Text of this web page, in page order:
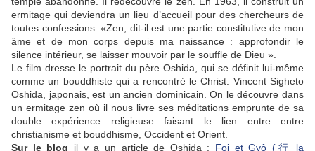
ermitage qui deviendra un lieu d’accueil pour des chercheurs de
toutes confessions. «Zen, dit-il est une partie constitutive de mon
âme et de mon corps depuis ma naissance : approfondir le
silence intérieur, se laisser mouvoir par le souffle de Dieu ».
Le film dresse le portrait du père Oshida, qui se définit lui-même
comme un bouddhiste qui a rencontré le Christ. Vincent Sigheto
Oshida, japonais, est un ancien dominicain. On le découvre dans
un ermitage zen où il nous livre ses méditations emprunte de sa
double expérience religieuse faisant le lien entre entre
christianisme et bouddhisme, Occident et Orient.
Sur le blog il y a un article de Oshida : Foi et Gyô (行 la